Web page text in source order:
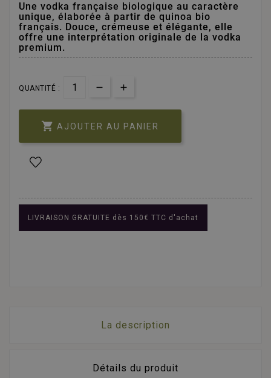
Une vodka française biologique au caractère
unique, élaborée à partir de quinoa bio
français. Douce, crémeuse et élégante, elle
offre une interprétation originale de la vodka
premium.
QUANTITÉ :
 AJOUTER AU PANIER
LIVRAISON GRATUITE dès 150€ TTC d'achat
La description
Détails du produit